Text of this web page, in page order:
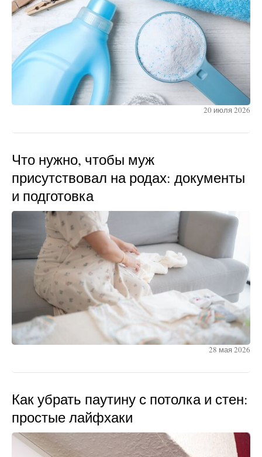
20 июля 2026
Что нужно, чтобы муж
присутствовал на родах: документы
и подготовка
28 мая 2026
Как убрать паутину с потолка и стен:
простые лайфхаки